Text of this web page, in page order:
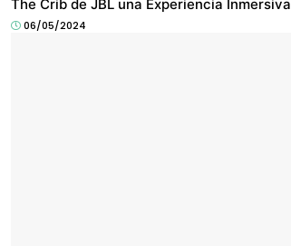
The Crib de JBL una Experiencia Inmersiva
06/05/2024